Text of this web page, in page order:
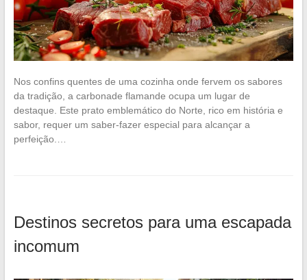
Nos confins quentes de uma cozinha onde fervem os sabores
da tradição, a carbonade flamande ocupa um lugar de
destaque. Este prato emblemático do Norte, rico em história e
sabor, requer um saber-fazer especial para alcançar a
perfeição.…
Destinos secretos para uma escapada
incomum